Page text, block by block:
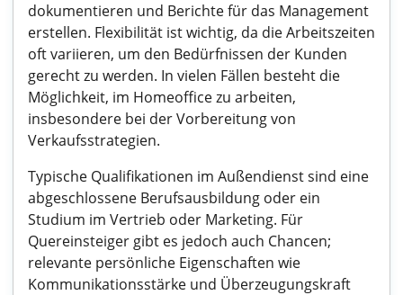
dokumentieren und Berichte für das Management
erstellen. Flexibilität ist wichtig, da die Arbeitszeiten
oft variieren, um den Bedürfnissen der Kunden
gerecht zu werden. In vielen Fällen besteht die
Möglichkeit, im Homeoffice zu arbeiten,
insbesondere bei der Vorbereitung von
Verkaufsstrategien.
Typische Qualifikationen im Außendienst sind eine
abgeschlossene Berufsausbildung oder ein
Studium im Vertrieb oder Marketing. Für
Quereinsteiger gibt es jedoch auch Chancen;
relevante persönliche Eigenschaften wie
Kommunikationsstärke und Überzeugungskraft